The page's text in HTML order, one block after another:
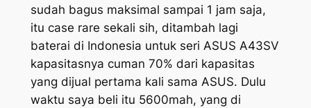
sudah bagus maksimal sampai 1 jam saja,
itu case rare sekali sih, ditambah lagi
baterai di Indonesia untuk seri ASUS A43SV
kapasitasnya cuman 70% dari kapasitas
yang dijual pertama kali sama ASUS. Dulu
waktu saya beli itu 5600mah, yang di